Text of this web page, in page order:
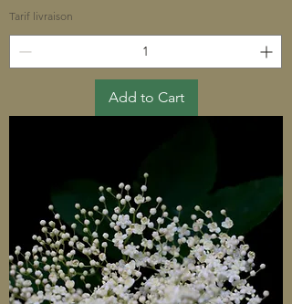
Tarif livraison
Add to Cart